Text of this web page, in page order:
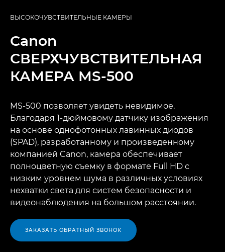
ВЫСОКОЧУВСТВИТЕЛЬНЫЕ КАМЕРЫ
Canon
СВЕРХЧУВСТВИТЕЛЬНАЯ
КАМЕРА MS-500
MS-500 позволяет увидеть невидимое.
Благодаря 1-дюймовому датчику изображения
на основе однофотонных лавинных диодов
(SPAD), разработанному и произведенному
компанией Canon, камера обеспечивает
полноцветную съемку в формате Full HD с
низким уровнем шума в различных условиях
нехватки света для систем безопасности и
видеонаблюдения на большом расстоянии.
ЗАКАЗАТЬ ОБРАТНЫЙ ЗВОНОК